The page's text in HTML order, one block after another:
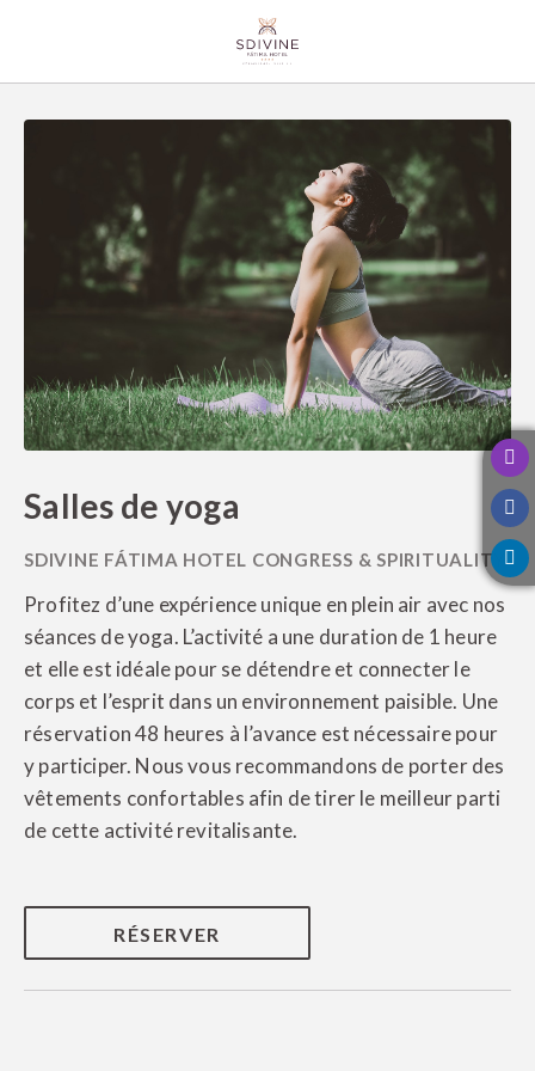
Salles de yoga
Profitez d’une expérience unique en plein air avec nos
séances de yoga. L’activité a une duration de 1 heure
et elle est idéale pour se détendre et connecter le
corps et l’esprit dans un environnement paisible. Une
réservation 48 heures à l’avance est nécessaire pour
y participer. Nous vous recommandons de porter des
vêtements confortables afin de tirer le meilleur parti
de cette activité revitalisante.
RÉSERVER